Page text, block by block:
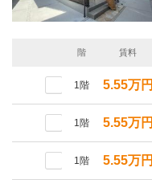
階 賃料
1階 5.55万円
1階 5.55万円
1階 5.55万円